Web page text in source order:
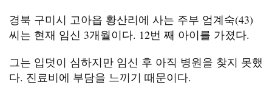
경북 구미시 고아읍 황산리에 사는 주부 엄계숙(43)
씨는 현재 임신 3개월이다. 12번 째 아이를 가졌다.
그는 입덧이 심하지만 임신 후 아직 병원을 찾지 못했
다. 진료비에 부담을 느끼기 때문이다.